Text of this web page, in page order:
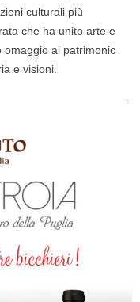
culturali più
che ha unito arte e
omaggio al patrimonio
e visioni.